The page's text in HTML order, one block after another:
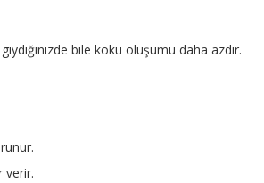
bile koku oluşumu daha azdır.
verir.